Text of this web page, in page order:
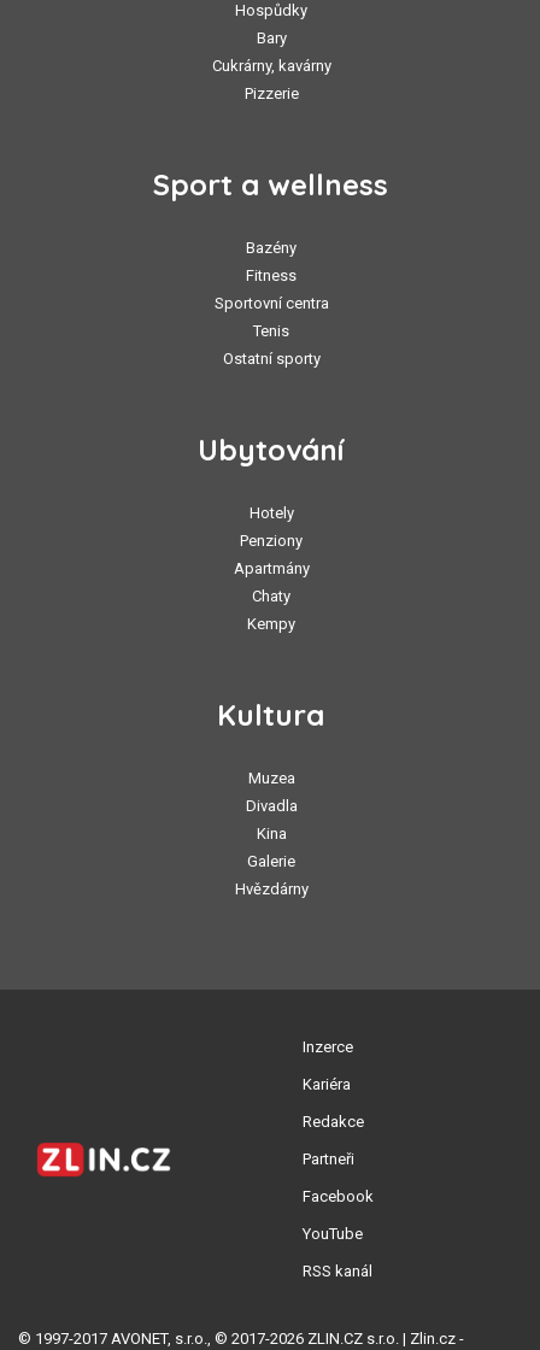
Hospůdky
Bary
Cukrárny, kavárny
Pizzerie
Sport a wellness
Bazény
Fitness
Sportovní centra
Tenis
Ostatní sporty
Ubytování
Hotely
Penziony
Apartmány
Chaty
Kempy
Kultura
Muzea
Divadla
Kina
Galerie
Hvězdárny
Inzerce
Kariéra
Redakce
Partneři
Facebook
YouTube
RSS kanál
© 1997-2017 AVONET, s.r.o., © 2017-2026 ZLIN.CZ s.r.o. | Zlin.cz -